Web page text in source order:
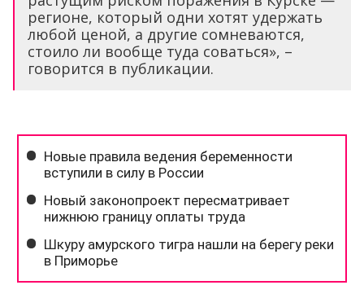
регионе, который одни хотят удержать
любой ценой, а другие сомневаются,
стоило ли вообще туда соваться», –
говорится в публикации.